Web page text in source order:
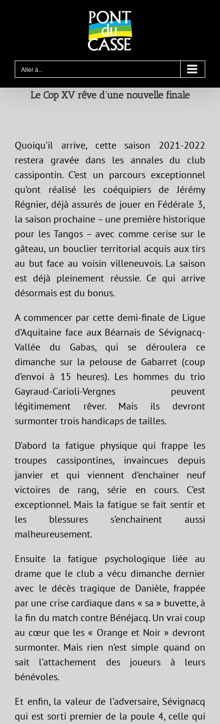
Aller à...
Le Cop XV rêve d’une nouvelle finale
Quoiqu’il arrive, cette saison 2021-2022
restera gravée dans les annales du club
cassipontin. C’est un parcours exceptionnel
qu’ont réalisé les coéquipiers de Jérémy
Régnier, déjà assurés de jouer en Fédérale 3,
la saison prochaine – une première historique
pour les Tangos – avec comme cerise sur le
gâteau, un bouclier territorial acquis aux tirs
au but face au voisin villeneuvois. La saison
est déjà pleinement réussie. Ce qui arrive
désormais est du bonus.
A commencer par cette demi-finale de Ligue
d’Aquitaine face aux Béarnais de Sévignacq-
Vallée du Gabas, qui se déroulera ce
dimanche sur la pelouse de Gabarret (coup
d’envoi à 15 heures). Les hommes du trio
Gayraud-Carioli-Vergnes peuvent
légitimement rêver. Mais ils devront
surmonter trois handicaps de tailles.
D’abord la fatigue physique qui frappe les
troupes cassipontines, invaincues depuis
janvier et qui viennent d’enchainer neuf
victoires de rang, série en cours. C’est
exceptionnel. Mais la fatigue se fait sentir et
les blessures s’enchainent aussi
malheureusement.
Ensuite la fatigue psychologique liée au
drame que le club a vécu dimanche dernier
avec le décès tragique de Danièle, frappée
par une crise cardiaque dans « sa » buvette, à
la fin du match contre Bénéjacq. Un vrai coup
au cœur que les « Orange et Noir » devront
surmonter. Mais rien n’est simple quand on
sait l’attachement des joueurs à leurs
bénévoles.
Et enfin, la valeur de l’adversaire, Sévignacq
qui est sorti premier de la poule 4, celle qui